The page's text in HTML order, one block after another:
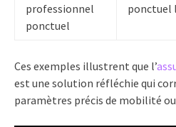
professionnel
ponctuel
ponctuel
Ces exemples illustrent que l’
est une solution réfléchie qui
paramètres précis de mobilité ou